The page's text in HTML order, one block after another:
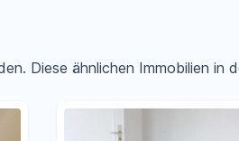
Diese ähnlichen Immobilien in